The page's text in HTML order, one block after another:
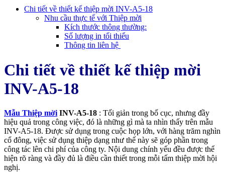
Chi tiết về thiết kế thiệp mời INV-A5-18
Nhu cầu thực tế với Thiệp mời
Kích thước thông thường:
Số lượng in tối thiểu
Thông tin liên hệ
Chi tiết về thiết kế thiệp mời
INV-A5-18
Mẫu Thiệp mời INV-A5-18 : Tối giản trong bố cục, nhưng đầy
hiệu quả trong công việc, đó là những gì mà ta nhìn thấy trên mẫu
INV-A5-18. Được sử dụng trong cuộc họp lớn, với hàng trăm nghìn
cổ đông, việc sử dụng thiệp dạng như thế này sẽ góp phần trong
công tác lên chi phí của công ty. Nội dung chính yếu đều được thể
hiện rõ ràng và đầy đủ là điều cần thiết trong mỗi tấm thiệp mời hội
nghị.